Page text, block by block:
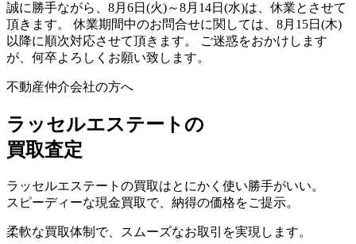
誠に勝手ながら、8月6日(火)～8月14日(水)は、休業とさせて
頂きます。 休業期間中のお問合せに関しては、8月15日(木)
以降に順次対応させて頂きます。 ご迷惑をおかけします
が、何卒よろしくお願い致します。
不動産仲介会社の方へ
ラッセルエステートの
買取査定
ラッセルエステートの買取はとにかく使い勝手がいい。
スピーディーな現金買取で、納得の価格をご提示。
柔軟な買取体制で、スムーズなお取引を実現します。